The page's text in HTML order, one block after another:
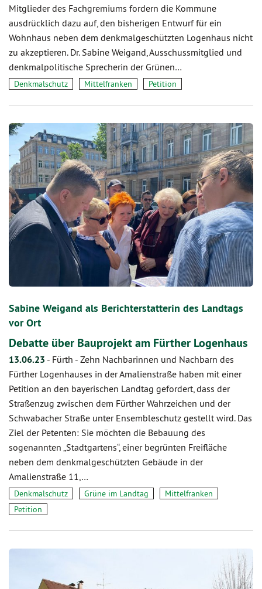
Mitglieder des Fachgremiums fordern die Kommune
ausdrücklich dazu auf, den bisherigen Entwurf für ein
Wohnhaus neben dem denkmalgeschützten Logenhaus nicht
zu akzeptieren. Dr. Sabine Weigand, Ausschussmitglied und
denkmalpolitische Sprecherin der Grünen…
Denkmalschutz Mittelfranken Petition
Sabine Weigand als Berichterstatterin des Landtags
vor Ort
Debatte über Bauprojekt am Fürther Logenhaus
13.06.23 - Fürth - Zehn Nachbarinnen und Nachbarn des
Fürther Logenhauses in der Amalienstraße haben mit einer
Petition an den bayerischen Landtag gefordert, dass der
Straßenzug zwischen dem Fürther Wahrzeichen und der
Schwabacher Straße unter Ensembleschutz gestellt wird. Das
Ziel der Petenten: Sie möchten die Bebauung des
sogenannten „Stadtgartens“, einer begrünten Freifläche
neben dem denkmalgeschützten Gebäude in der
Amalienstraße 11,…
Denkmalschutz Grüne im Landtag
Mittelfranken
Petition